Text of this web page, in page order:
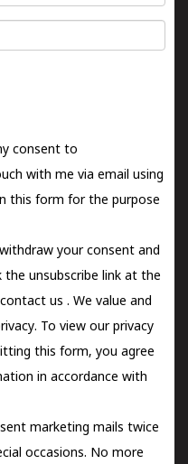
consent to
with me via email using
this form for the purpose
your consent and
unsubscribe link at the
contact us . We value and
To view our privacy
this form, you agree
in accordance with
marketing mails twice
occasions. No more